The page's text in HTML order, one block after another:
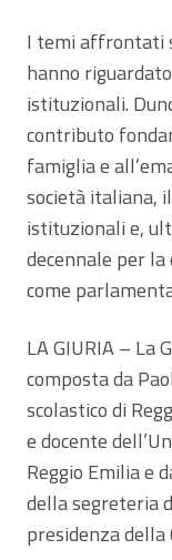
I temi affrontati
hanno
istituzionali.
contributo
famiglia e
società italiana,
istituzionali e,
decennale per la
come
LA GIURIA – La
composta da
scolastico di
e docente
Reggio Emilia e
della segreteria
presidenza della